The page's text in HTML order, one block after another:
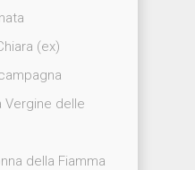
(ex)
Vergine delle
della Fiamma